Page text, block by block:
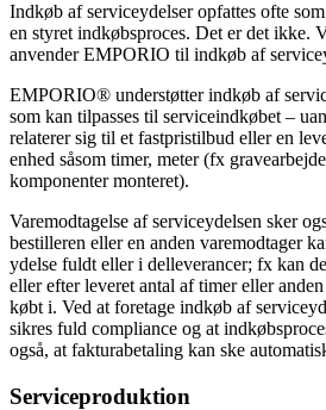
Indkøb af serviceydelser opfattes ofte
en styret indkøbsproces. Det er det ikke.
anvender EMPORIO til indkøb af
EMPORIO® understøtter indkøb af
som kan tilpasses til serviceindkøbet –
relaterer sig til et fastpristilbud eller en
enhed såsom timer, meter (fx
komponenter monteret).
Varemodtagelse af serviceydelsen sker
bestilleren eller en anden varemodtager
ydelse fuldt eller i delleverancer; fx kan
eller efter leveret antal af timer eller
købt i. Ved at foretage indkøb af
sikres fuld compliance og at
også, at fakturabetaling kan ske
Serviceproduktion